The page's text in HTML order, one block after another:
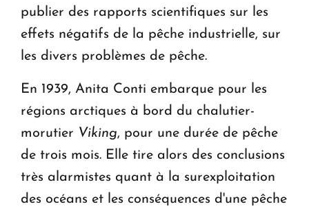
publier des rapports scientifiques sur les
effets négatifs de la pêche industrielle, sur
les divers problèmes de pêche.
En 1939, Anita Conti embarque pour les
régions arctiques à bord du chalutier-
morutier Viking, pour une durée de pêche
de trois mois. Elle tire alors des conclusions
très alarmistes quant à la surexploitation
des océans et les conséquences d'une pêche